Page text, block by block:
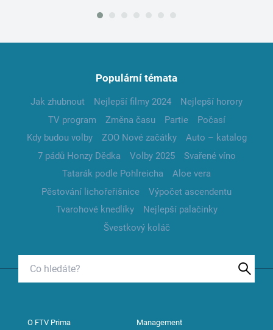
Populární témata
Jak zhubnout Nejlepší filmy 2024
Nejlepší horory
TV program
Změna času Partie
Počasí
Kdy budou volby
ZOO Nové začátky
Auto – katalog
7 pádů Honzy Dědka
Volby 2025
Svařené víno
Tatarák podle Pohlreicha
Aloe vera
Pěstování lichořeřišnice
Výpočet ascendentu
Tvarohové knedlíky
Nejlepší palačinky
Švestkový koláč
O FTV Prima Management